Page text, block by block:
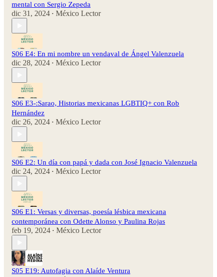
mental con Sergio Zepeda
dic 31, 2024 • México Lector
S06 E4: En mi nombre un vendaval de Ángel Valenzuela
dic 28, 2024 • México Lector
S06 E3-:Sarao, Historias mexicanas LGBTIQ+ con Rob
Hernández
dic 26, 2024 • México Lector
S06 E2: Un día con papá y dada con José Ignacio Valenzuela
dic 24, 2024 • México Lector
S06 E1: Versas y diversas, poesía lésbica mexicana
contemporánea con Odette Alonso y Paulina Rojas
feb 19, 2024 • México Lector
S05 E19: Autofagia con Alaíde Ventura